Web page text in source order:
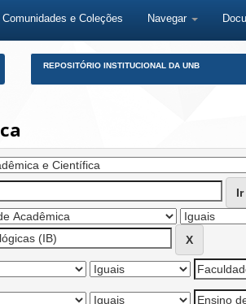
Comunidades e Coleções Navegar
REPOSITÓRIO INSTITUCIONAL DA UNB